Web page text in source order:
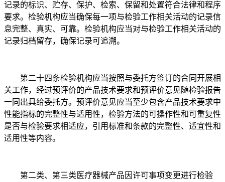
记录的标识、贮存、保护、检索、保留和处置符合法律和程序
要求。检验机构应当确保每一项与检验工作相关活动的记录信
息完整、真实、可靠。检验机构应当对与检验工作相关活动的
记录归档留存，确保记录可追溯。
第二十四条检验机构应当按照与委托方签订的合同开展相
关工作，经过预评价的产品技术要求和预评价意见随检验报告
一同出具给委托方。预评价意见应当至少包含产品技术要求中
性能指标的完整性与适用性，检验方法的可操作性和可重复性
是否与检验要求相适应，引用标准和条款的完整性、适宜性和
适用性等内容。
第二类、第三类医疗器械产品因许可事项变更进行检验